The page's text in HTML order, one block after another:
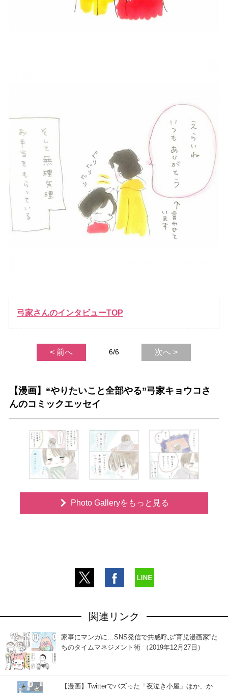
弓家さんのインタビューTOP
< 前へ 6/6 次へ >
【漫画】“やりたいこと全部やる”弓家キョウコさ
んのコミックエッセイ
Photo Galleryをもっと見る
関連リンク
家事にマンガに…SNS発信で共感呼ぶ“育児漫画家”た
ちのタイムマネジメント術 （2019年12月27日）
【漫画】Twitterでバズった「夜泣き小屋」ほか、か